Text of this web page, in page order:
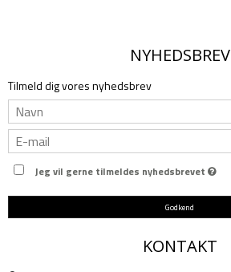
NYHEDSBREV
Tilmeld dig vores nyhedsbrev
Jeg vil gerne tilmeldes nyhedsbrevet
Godkend
KONTAKT